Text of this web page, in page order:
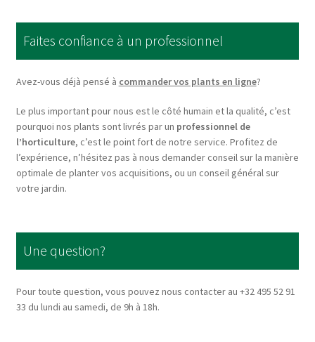
options
may
be
chosen
the
product
page
Faites confiance à un professionnel
Avez-vous déjà pensé à commander vos plants en ligne?
Le plus important pour nous est le côté humain et la qualité, c’est
pourquoi nos plants sont livrés par un professionnel de
l’horticulture, c’est le point fort de notre service. Profitez de
l’expérience, n’hésitez pas à nous demander conseil sur la manière
optimale de planter vos acquisitions, ou un conseil général sur
votre jardin.
Une question?
Pour toute question, vous pouvez nous contacter au +32 495 52 91
33 du lundi au samedi, de 9h à 18h.